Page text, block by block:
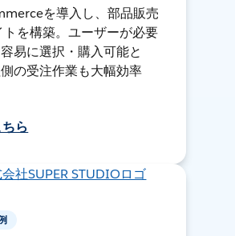
を導入し、部品販売
トを構築。ユーザーが必要
易に選択・購入可能と
の受注作業も大幅効率
ら